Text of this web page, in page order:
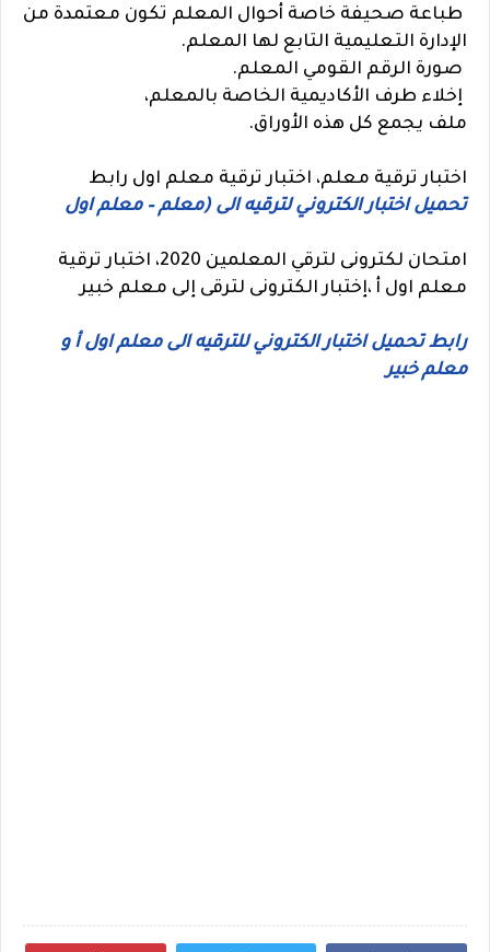
طباعة صحيفة خاصة أحوال المعلم تكون معتمدة من
الإدارة التعليمية التابع لها المعلم.
صورة الرقم القومي المعلم.
إخلاء طرف الأكاديمية الخاصة بالمعلم،
ملف يجمع كل هذه الأوراق.
اختبار ترقية معلم، اختبار ترقية معلم اول رابط
تحميل اختبار الكتروني لترقيه الى (معلم – معلم اول
امتحان لكترونى لترقي المعلمين 2020، اختبار ترقية
معلم اول أ ،إختبار الكترونى لترقى إلى معلم خبير
رابط تحميل اختبار الكتروني للترقيه الى معلم اول أ و
معلم خبير